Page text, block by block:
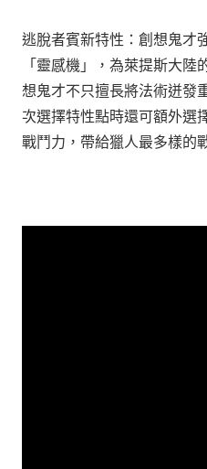
逃脫者賓新特性：創想鬼才
「靈感機」，為萊提斯大陸
想鬼才不只擅長將法術迸發
次選擇特性點時還可額外選
戰鬥力，帶給獵人最多樣的